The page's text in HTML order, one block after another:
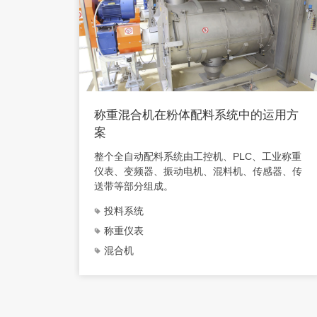
称重混合机在粉体配料系统中的运用方
案
整个全自动配料系统由工控机、PLC、工业称重
仪表、变频器、振动电机、混料机、传感器、传
送带等部分组成。
投料系统
称重仪表
混合机